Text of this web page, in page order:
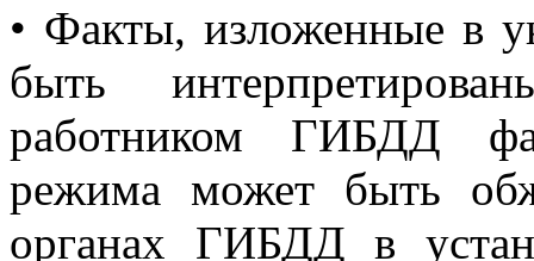
• Факты, изложенные в
быть
работником ГИБДД
режима может быть
органах ГИБДД в